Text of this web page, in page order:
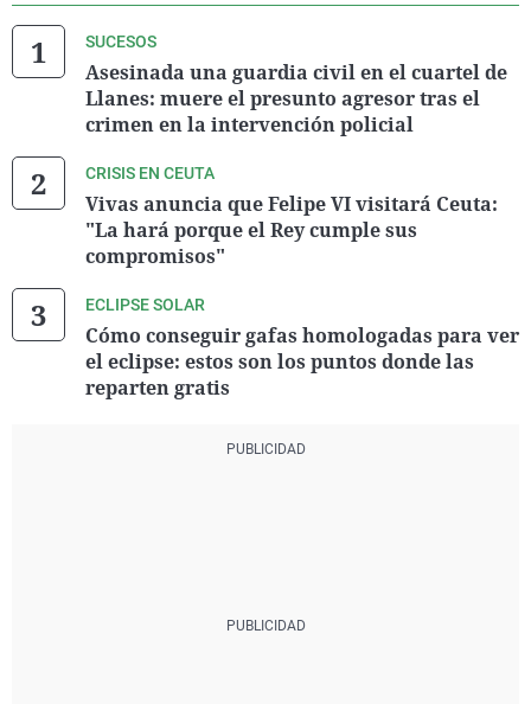
SUCESOS
Asesinada una guardia civil en el cuartel de
Llanes: muere el presunto agresor tras el
crimen en la intervención policial
CRISIS EN CEUTA
Vivas anuncia que Felipe VI visitará Ceuta:
"La hará porque el Rey cumple sus
compromisos"
ECLIPSE SOLAR
Cómo conseguir gafas homologadas para ver
el eclipse: estos son los puntos donde las
reparten gratis